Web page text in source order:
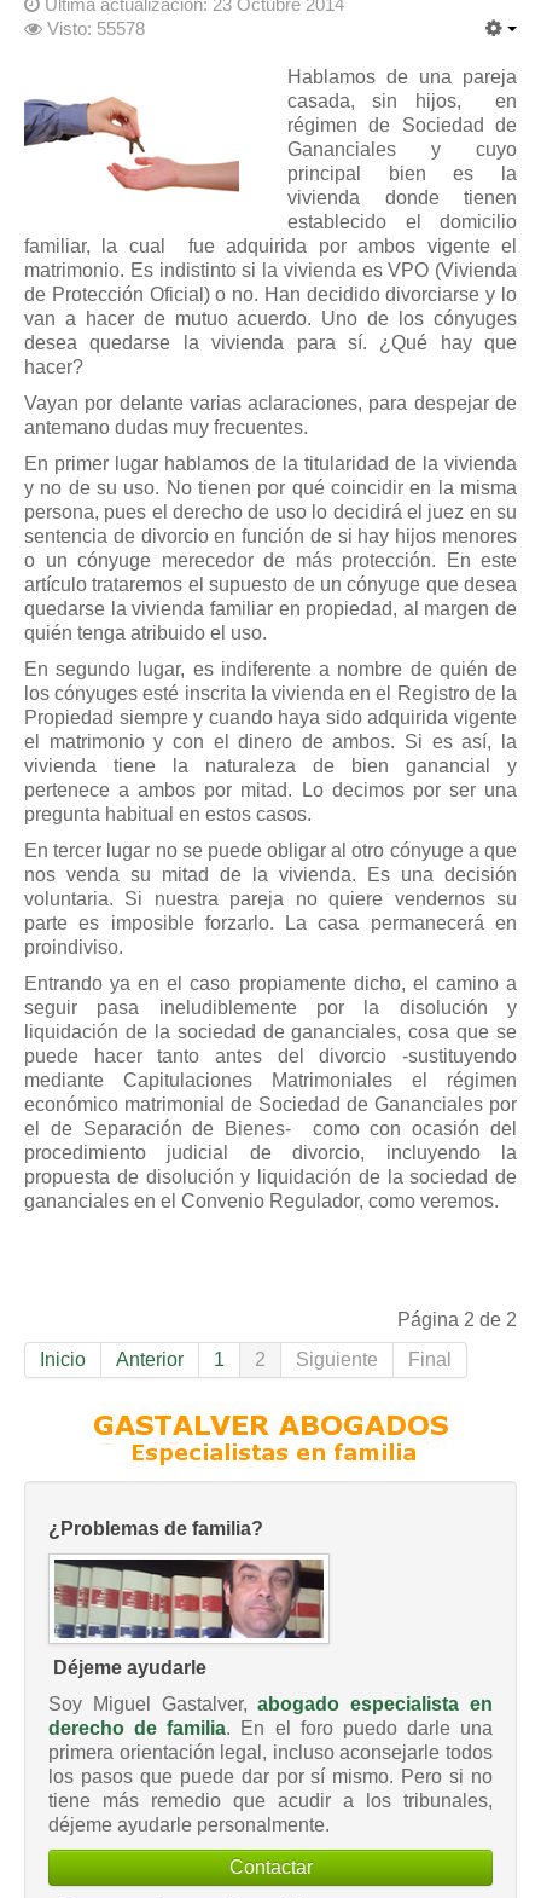
Última actualización: 23 Octubre 2014
Visto: 55578
Hablamos de una pareja
casada, sin hijos, en
régimen de Sociedad de
Gananciales y cuyo
principal bien es la
vivienda donde tienen
establecido el domicilio
familiar, la cual fue adquirida por ambos vigente el
matrimonio. Es indistinto si la vivienda es VPO (Vivienda
de Protección Oficial) o no. Han decidido divorciarse y lo
van a hacer de mutuo acuerdo. Uno de los cónyuges
desea quedarse la vivienda para sí. ¿Qué hay que
hacer?
Vayan por delante varias aclaraciones, para despejar de
antemano dudas muy frecuentes.
En primer lugar hablamos de la titularidad de la vivienda
y no de su uso. No tienen por qué coincidir en la misma
persona, pues el derecho de uso lo decidirá el juez en su
sentencia de divorcio en función de si hay hijos menores
o un cónyuge merecedor de más protección. En este
artículo trataremos el supuesto de un cónyuge que desea
quedarse la vivienda familiar en propiedad, al margen de
quién tenga atribuido el uso.
En segundo lugar, es indiferente a nombre de quién de
los cónyuges esté inscrita la vivienda en el Registro de la
Propiedad siempre y cuando haya sido adquirida vigente
el matrimonio y con el dinero de ambos. Si es así, la
vivienda tiene la naturaleza de bien ganancial y
pertenece a ambos por mitad. Lo decimos por ser una
pregunta habitual en estos casos.
En tercer lugar no se puede obligar al otro cónyuge a que
nos venda su mitad de la vivienda. Es una decisión
voluntaria. Si nuestra pareja no quiere vendernos su
parte es imposible forzarlo. La casa permanecerá en
proindiviso.
Entrando ya en el caso propiamente dicho, el camino a
seguir pasa ineludiblemente por la disolución y
liquidación de la sociedad de gananciales, cosa que se
puede hacer tanto antes del divorcio -sustituyendo
mediante Capitulaciones Matrimoniales el régimen
económico matrimonial de Sociedad de Gananciales por
el de Separación de Bienes- como con ocasión del
procedimiento judicial de divorcio, incluyendo la
propuesta de disolución y liquidación de la sociedad de
gananciales en el Convenio Regulador, como veremos.
Página 2 de 2
Inicio
Anterior 1 2 Siguiente Final
¿Problemas de familia?
Déjeme ayudarle
Soy Miguel Gastalver,abogado especialista en
derecho de familia. En el foro puedo darle una
primera orientación legal, incluso aconsejarle todos
los pasos que puede dar por sí mismo. Pero si no
tiene más remedio que acudir a los tribunales,
déjeme ayudarle personalmente.
Contactar